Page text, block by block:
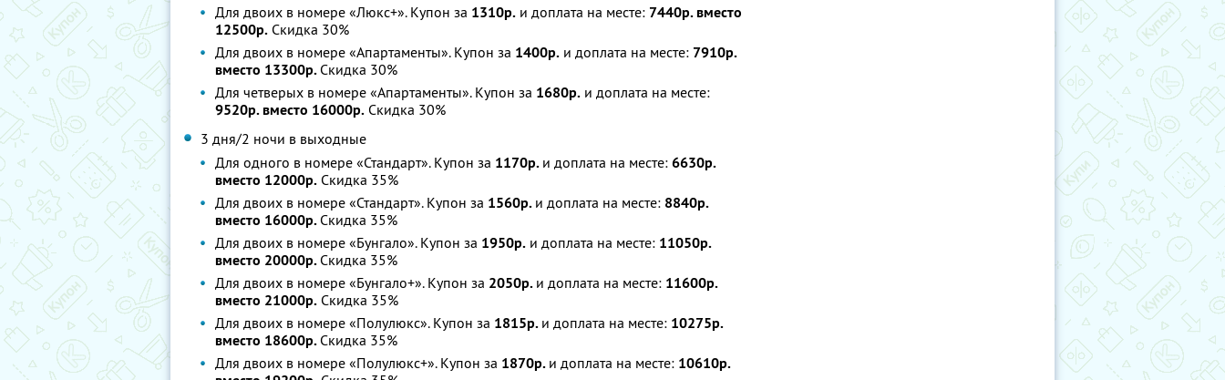
Для двоих в номере «Люкс+». Купон за 1310р. и доплата на месте: 7440р. вместо
12500р. Скидка 30%
Для двоих в номере «Апартаменты». Купон за 1400р. и доплата на месте: 7910р.
вместо 13300р. Скидка 30%
Для четверых в номере «Апартаменты». Купон за 1680р. и доплата на месте:
9520р. вместо 16000р. Скидка 30%
3 дня/2 ночи в выходные
Для одного в номере «Стандарт». Купон за 1170р. и доплата на месте: 6630р.
вместо 12000р. Скидка 35%
Для двоих в номере «Стандарт». Купон за 1560р. и доплата на месте: 8840р.
вместо 16000р. Скидка 35%
Для двоих в номере «Бунгало». Купон за 1950р. и доплата на месте: 11050р.
вместо 20000р. Скидка 35%
Для двоих в номере «Бунгало+». Купон за 2050р. и доплата на месте: 11600р.
вместо 21000р. Скидка 35%
Для двоих в номере «Полулюкс». Купон за 1815р. и доплата на месте: 10275р.
вместо 18600р. Скидка 35%
Для двоих в номере «Полулюкс+». Купон за 1870р. и доплата на месте: 10610р.